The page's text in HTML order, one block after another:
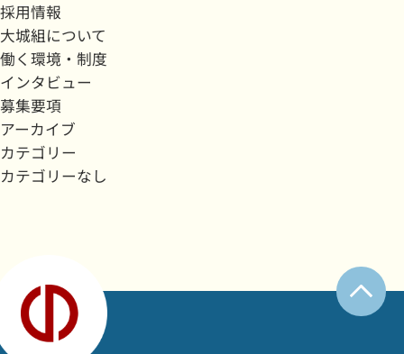
採用情報
大城組について
働く環境・制度
インタビュー
募集要項
アーカイブ
カテゴリー
カテゴリーなし